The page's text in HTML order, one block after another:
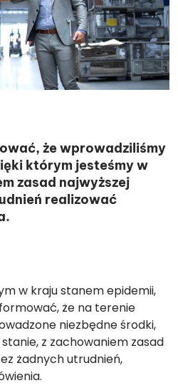
że wprowadziliśmy
którym jesteśmy w
zasad najwyższej
realizować
w kraju stanem epidemii,
że na terenie
niezbędne środki,
z zachowaniem zasad
żadnych utrudnień,